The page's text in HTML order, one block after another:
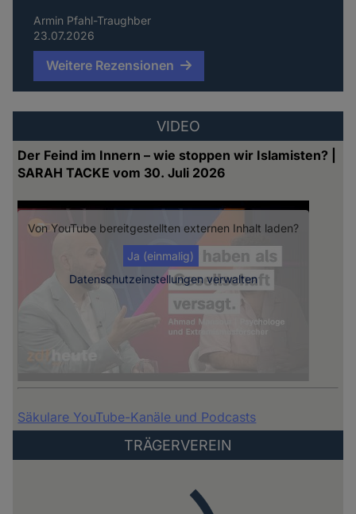
Armin Pfahl-Traughber
23.07.2026
Weitere Rezensionen
VIDEO
Der Feind im Innern – wie stoppen wir Islamisten? |
SARAH TACKE vom 30. Juli 2026
VonYouTube bereitgestellten externen Inhalt laden?
Ja (einmalig)
Datenschutzeinstellungen verwalten
Säkulare YouTube-Kanäle und Podcasts
TRÄGERVEREIN